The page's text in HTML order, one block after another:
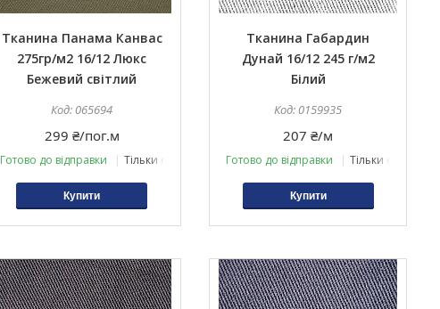
Тканина Панама Канвас
275гр/м2 16/12 Люкс
Бежевий світлий
065694
299 ₴/пог.м
Готово до відправки Тільки оптом
Купити
Тканина Габардин
Дунай 16/12 245 г/м2
Білий
0159935
207 ₴/м
Готово до відправки Тільки оптом
Купити